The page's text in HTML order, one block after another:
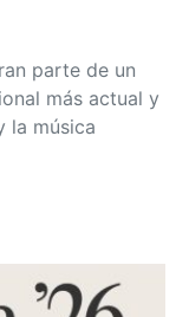
parte de un
más actual y
la música